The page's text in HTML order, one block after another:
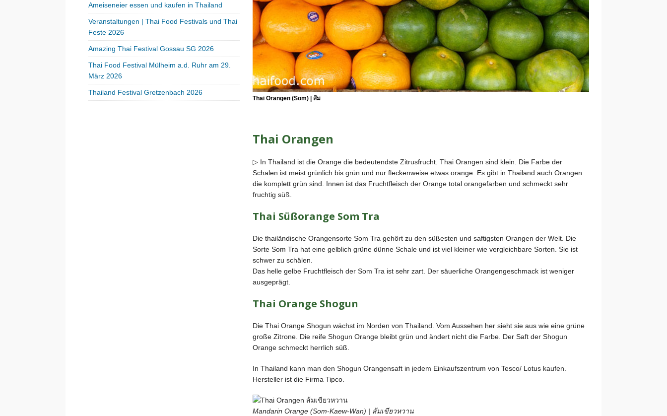
Thai Orangen (Som) | ส้ม
Thai Orangen
▷ In Thailand ist die Orange die bedeutendste Zitrusfrucht. Thai Orangen sind klein. Die Farbe der
Schalen ist meist grünlich bis grün und nur fleckenweise etwas orange. Es gibt in Thailand auch Orangen
die komplett grün sind. Innen ist das Fruchtfleisch der Orange total orangefarben und schmeckt sehr
fruchtig süß.
Thai Süßorange Som Tra
Die thailändische Orangensorte Som Tra gehört zu den süßesten und saftigsten Orangen der Welt. Die
Sorte Som Tra hat eine gelblich grüne dünne Schale und ist viel kleiner wie vergleichbare Sorten. Sie ist
schwer zu schälen.
Das helle gelbe Fruchtfleisch der Som Tra ist sehr zart. Der säuerliche Orangengeschmack ist weniger
ausgeprägt.
Thai Orange Shogun
Die Thai Orange Shogun wächst im Norden von Thailand. Vom Aussehen her sieht sie aus wie eine grüne
große Zitrone. Die reife Shogun Orange bleibt grün und ändert nicht die Farbe. Der Saft der Shogun
Orange schmeckt herrlich süß.
In Thailand kann man den Shogun Orangensaft in jedem Einkaufszentrum von Tesco/ Lotus kaufen.
Hersteller ist die Firma Tipco.
Mandarin Orange (Som-Kaew-Wan) | ส้มเขียวหวาน
Ameiseneier essen und kaufen in Thailand
Veranstaltungen | Thai Food Festivals und Thai
Feste 2026
Amazing Thai Festival Gossau SG 2026
Thai Food Festival Mülheim a.d. Ruhr am 29.
März 2026
Thailand Festival Gretzenbach 2026